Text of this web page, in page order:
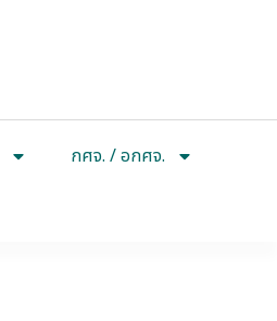
กศจ. / อกศจ.